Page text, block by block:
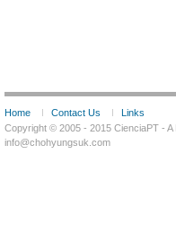
Home Contact Us
Links
Copyright © 2005 - 2015 CienciaPT -
info@chohyungsuk.com